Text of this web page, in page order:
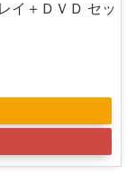
イ＋ＤＶＤ セッ